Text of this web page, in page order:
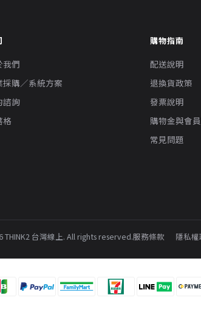
我們
採購／系統方案
諮詢
格
購物指南
配送說明
退換貨政策
發票說明
購物金與會
常見問題
THINK2 台灣線上. All rights reserved.服務條款 隱私